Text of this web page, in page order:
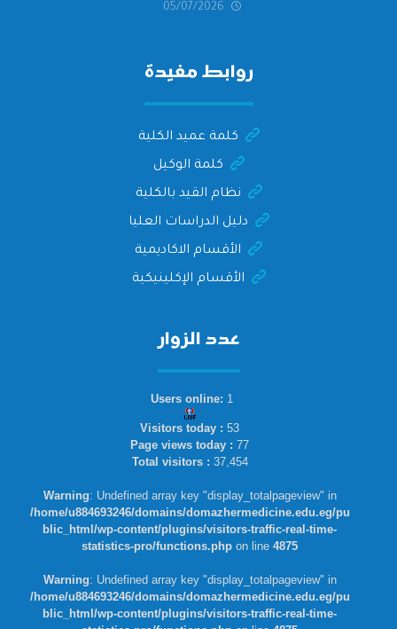
التهنئة وأصدق الأمنيات إلى الأستاذ
05/07/2026
روابط مفيدة
كلمة عميد الكلية
كلمة الوكيل
نظام القيد بالكلية
دليل الدراسات العليا
الأقسام الاكاديمية
الأقسام الإكلينيكية
عدد الزوار
Users online: 1
Visitors today : 53
Page views today : 77
Total visitors : 37,454
Warning: Undefined array key "display_totalpageview" in
/home/u884693246/domains/domazhermedicine.edu.eg/pu
blic_html/wp-content/plugins/visitors-traffic-real-time-
statistics-pro/functions.php on line 4875
Warning: Undefined array key "display_totalpageview" in
/home/u884693246/domains/domazhermedicine.edu.eg/pu
blic_html/wp-content/plugins/visitors-traffic-real-time-